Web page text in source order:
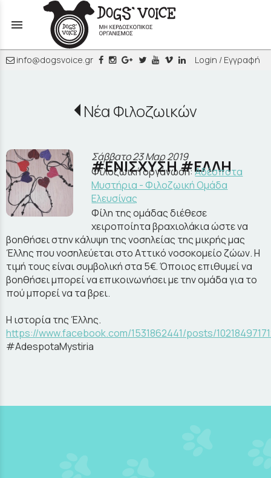
menu
info@dogsvoice.gr Login / Εγγραφή
Νέα Φιλοζωικών
#ΕΝΙΣΧΥΣΗ #ΕΛΛΗ
Σάββατο 23 Μαρ 2019
Φιλοζωική οργάνωση:Αδέσποτα
Μυστήρια - Φιλοζωική Ομάδα
Ελευσίνας
Φίλη της ομάδας διέθεσε
χειροποίητα βραχιολάκια ώστε να
βοηθήσει στην κάλυψη της νοσηλείας της μικρής μας
Έλλης που νοσηλεύεται στο Αττικό νοσοκομείο ζώων. Η
τιμή τους είναι συμβολική στα 5€. Όποιος επιθυμεί να
βοηθήσει μπορεί να επικοινωνήσει με την ομάδα για το
πού μπορεί να τα βρει.
Η ιστορία της Έλλης.
https://www.facebook.com/1531862441/posts/
#AdespotaMystiria